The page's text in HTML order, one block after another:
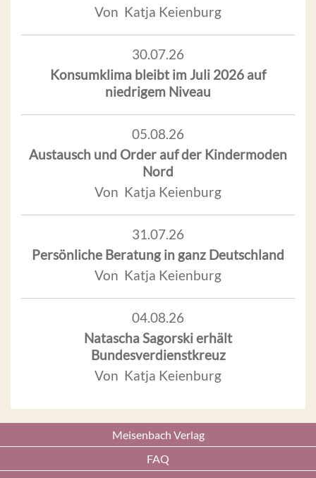
Von Katja Keienburg
30.07.26
Konsumklima bleibt im Juli 2026 auf
niedrigem Niveau
05.08.26
Austausch und Order auf der Kindermoden
Nord
Von Katja Keienburg
31.07.26
Persönliche Beratung in ganz Deutschland
Von Katja Keienburg
04.08.26
Natascha Sagorski erhält
Bundesverdienstkreuz
Von Katja Keienburg
Meisenbach Verlag
FAQ